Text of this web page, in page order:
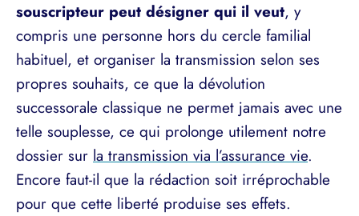
souscripteur peut désigner qui il veut, y
compris une personne hors du cercle familial
habituel, et organiser la transmission selon ses
propres souhaits, ce que la dévolution
successorale classique ne permet jamais avec une
telle souplesse, ce qui prolonge utilement notre
dossier sur la transmission via l’assurance vie.
Encore faut-il que la rédaction soit irréprochable
pour que cette liberté produise ses effets.